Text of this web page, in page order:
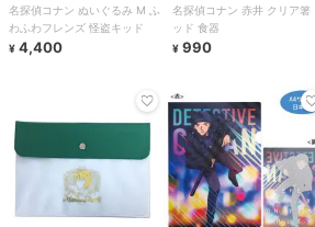
プ ラフラフ
名探偵コナン ぬいぐるみ M ふ
わふわフレンズ 怪盗キッド
¥ 4,400
ド・トーキョー
名探偵コナン 赤井 クリア箸
ッド 食器
¥ 990